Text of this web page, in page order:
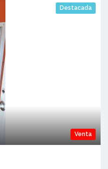
Destacada
Venta